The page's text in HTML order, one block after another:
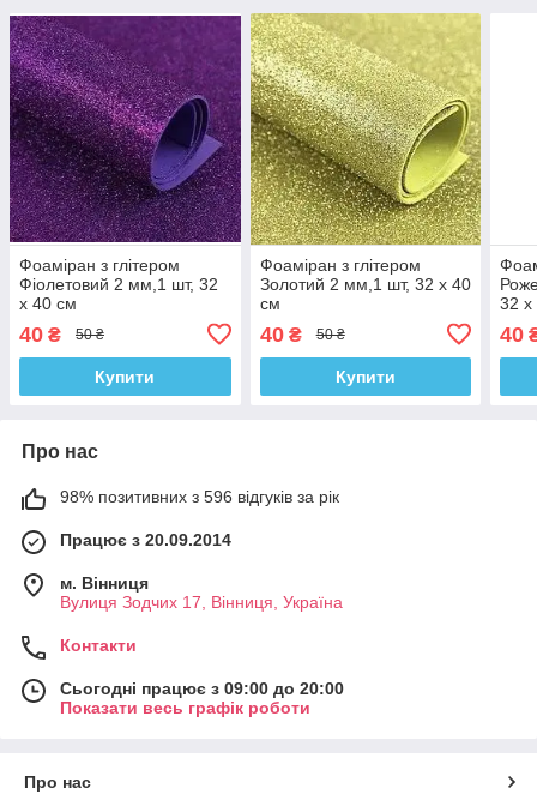
Фоаміран з глітером
Фіолетовий 2 мм,1 шт, 32
х 40 см
40 ₴ 50 ₴
Купити
Фоаміран з глітером
Золотий 2 мм,1 шт, 32 х 40
см
40₴ 50 ₴
Купити
32
40
Про нас
98% позитивних з 596 відгуків за рік
Працює з 20.09.2014
м. Вінниця
Вулиця Зодчих 17, Вінниця, Україна
Контакти
Сьогодні працює з 09:00 до 20:00
Показати весь графік роботи
Про нас